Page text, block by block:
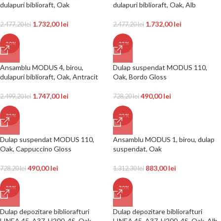
dulapuri biblioraft, Oak
2.477,20lei 1.732,00lei
dulapuri biblioraft, Oak, Alb
2.477,20lei 1.732,00lei
-30%
Ansamblu MODUS 4, birou,
dulapuri biblioraft, Oak, Antracit
2.499,20lei 1.747,00lei
-33%
Dulap suspendat MODUS 110,
Oak, Bordo Gloss
728,20lei 490,00lei
-33%
Dulap suspendat MODUS 110,
Oak, Cappuccino Gloss
728,20lei 490,00lei
-33%
Ansamblu MODUS 1, birou, dulap
suspendat, Oak
1.312,30lei 883,00lei
-33%
Dulap depozitare bibliorafturi
-30%
Dulap depozitare bibliorafturi